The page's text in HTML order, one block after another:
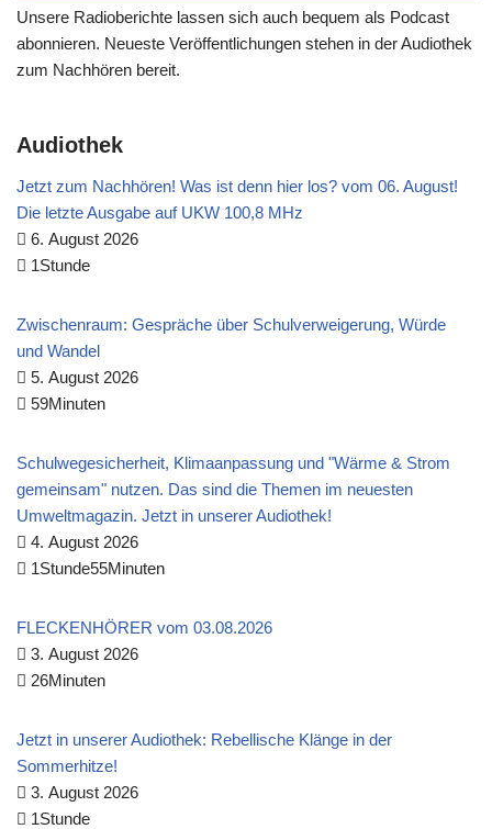
Unsere Radioberichte lassen sich auch bequem als Podcast
abonnieren. Neueste Veröffentlichungen stehen in der Audiothek
zum Nachhören bereit.
Audiothek
Jetzt zum Nachhören! Was ist denn hier los? vom 06. August!
Die letzte Ausgabe auf UKW 100,8 MHz
6. August 2026
1Stunde
Zwischenraum: Gespräche über Schulverweigerung, Würde
und Wandel
5. August 2026
59Minuten
Schulwegesicherheit, Klimaanpassung und "Wärme & Strom
gemeinsam" nutzen. Das sind die Themen im neuesten
Umweltmagazin. Jetzt in unserer Audiothek!
4. August 2026
1Stunde55Minuten
FLECKENHÖRER vom 03.08.2026
3. August 2026
26Minuten
Jetzt in unserer Audiothek: Rebellische Klänge in der
Sommerhitze!
3. August 2026
1Stunde